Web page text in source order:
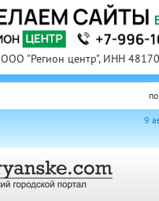
ООО "Регион центр", ИНН
9